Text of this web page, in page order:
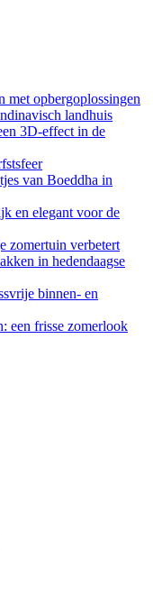
met opbergoplossingen
landhuis
3D-effect in de
van Boeddha in
en elegant voor de
zomertuin verbetert
in hedendaagse
binnen- en
een frisse zomerlook